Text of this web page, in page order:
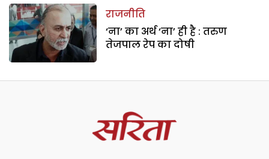
राजनीति
‘ना’ का अर्थ ‘ना’ ही है : तरुण
तेजपाल रेप का दोषी